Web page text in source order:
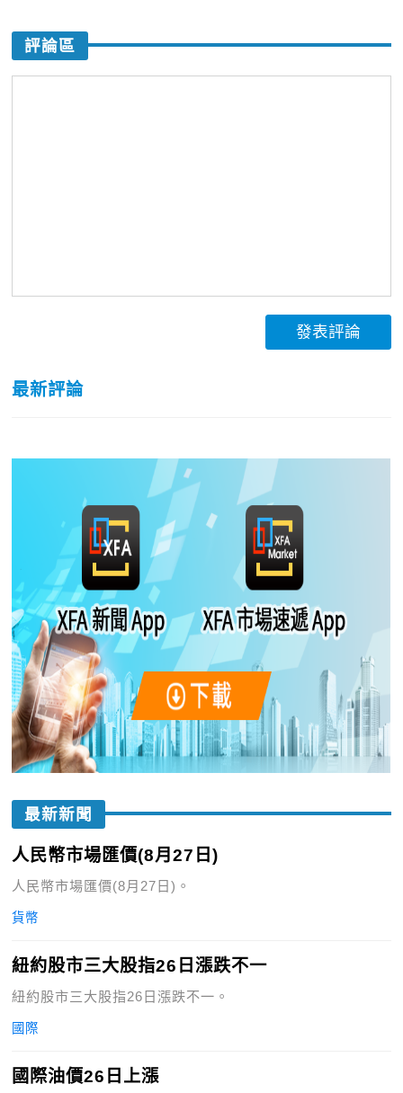
評論區
發表評論
最新評論
最新新聞
人民幣市場匯價(8月27日)
人民幣市場匯價(8月27日)。
貨幣
紐約股市三大股指26日漲跌不一
紐約股市三大股指26日漲跌不一。
國際
國際油價26日上漲